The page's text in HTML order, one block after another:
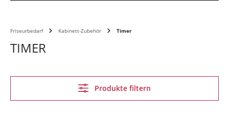
Friseurbedarf Kabinett-Zubehör Timer
TIMER
Produkte filtern